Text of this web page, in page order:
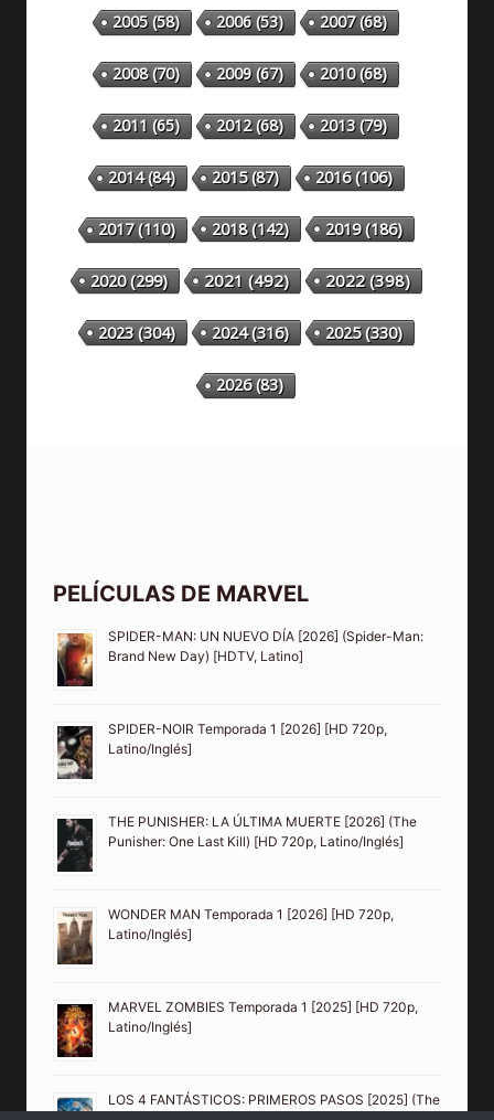
2005(58) 2006(53) 2007(68)
2008(70) 2009(67) 2010(68)
2011 (65) 2012(68) 2013(79)
2014(84) 2015(87) 2016(106)
2017(110) 2018(142) 2019(186)
2020(299) 2021 (492) 2022(398)
2023(304) 2024(316) 2025(330)
2026(83)
PELÍCULAS DE MARVEL
SPIDER-MAN: UN NUEVO DÍA [2026] (Spider-Man:
Brand New Day) [HDTV, Latino]
SPIDER-NOIR Temporada 1 [2026] [HD 720p,
Latino/Inglés]
THE PUNISHER: LA ÚLTIMA MUERTE [2026] (The
Punisher: One Last Kill) [HD 720p, Latino/Inglés]
WONDER MAN Temporada 1 [2026] [HD 720p,
Latino/Inglés]
MARVEL ZOMBIES Temporada 1 [2025] [HD 720p,
Latino/Inglés]
LOS 4 FANTÁSTICOS: PRIMEROS PASOS [2025] (The